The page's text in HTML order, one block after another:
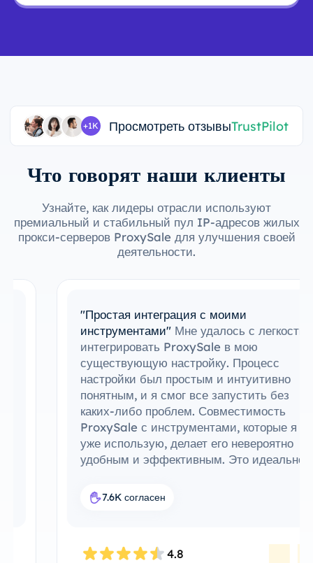
+1K Просмотреть отзывыTrustPilot
Что говорят наши клиенты
Узнайте, как лидеры отрасли используют
премиальный и стабильный пул IP-адресов жилых
прокси-серверов ProxySale для улучшения своей
деятельности.
"Простая интеграция с моими
инструментами"Мне удалось с легкостью
интегрировать ProxySale в мою
существующую настройку. Процесс
настройки был простым и интуитивно
понятным, и я смог все запустить без
каких-либо проблем. Совместимость
ProxySale с инструментами, которые я
уже использую, делает его невероятно
удобным и эффективным. Это идеальное
процесса.
7.6K согласен
4.8